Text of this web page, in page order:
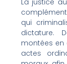
La justice
qui
dictature.
montées en
actes